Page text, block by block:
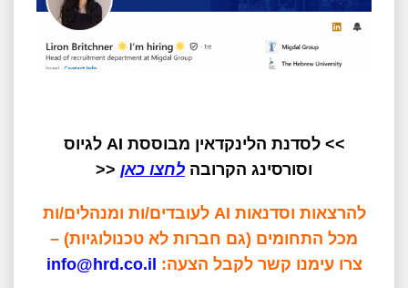
>> לסדנת הלינקדאין מבוססת AI לגיוס
וסורסינג הקרובה לחצו כאן <<
להרצאות וסדנאות AI לעובדים/ות ומנהלים/ות
מכל התחומים (גם חברות לא טכנולוגיות) –
צרו עימנו קשר לקבל הצעה: info@hrd.co.il